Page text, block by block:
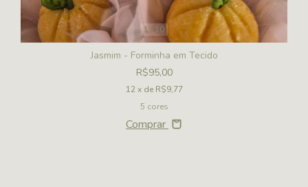
1 / 10
Jasmim - Forminha em Tecido
R$95,00
12 x de R$9,77
5 cores
Comprar